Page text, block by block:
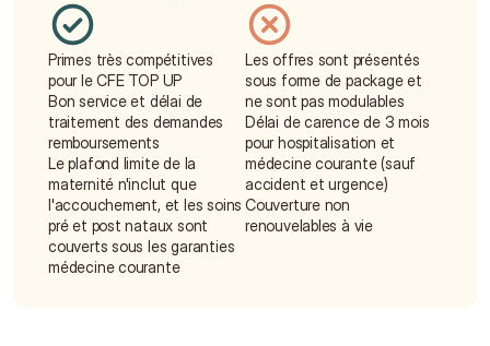
Primes très compétitives
pour le CFE TOP UP
Bon service et délai de
traitement des demandes
remboursements
Le plafond limite de la
maternité n'inclut que
l'accouchement, et les soins
pré et post nataux sont
couverts sous les garanties
médecine courante
Les offres sont présentés
sous forme de package et
ne sont pas modulables
Délai de carence de 3 mois
pour hospitalisation et
médecine courante (sauf
accident et urgence)
Couverture non
renouvelables à vie